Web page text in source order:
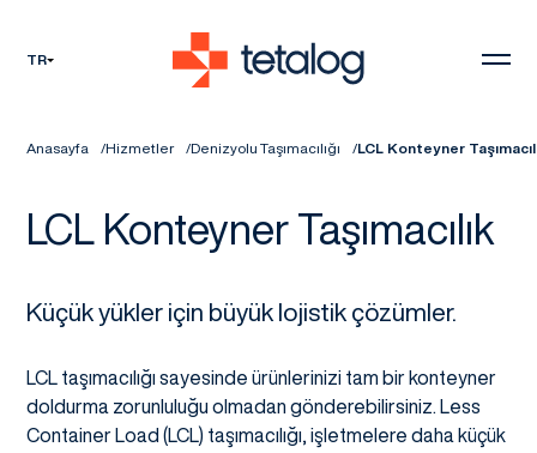
TR
Anasayfa Hizmetler Denizyolu Taşımacılığı LCL Konteyner
LCL Konteyner Taşımacılık
Küçük yükler için büyük lojistik çözümler.
LCL taşımacılığı sayesinde ürünlerinizi tam bir konteyner
doldurma zorunluluğu olmadan gönderebilirsiniz. Less
Container Load (LCL) taşımacılığı, işletmelere daha küçük